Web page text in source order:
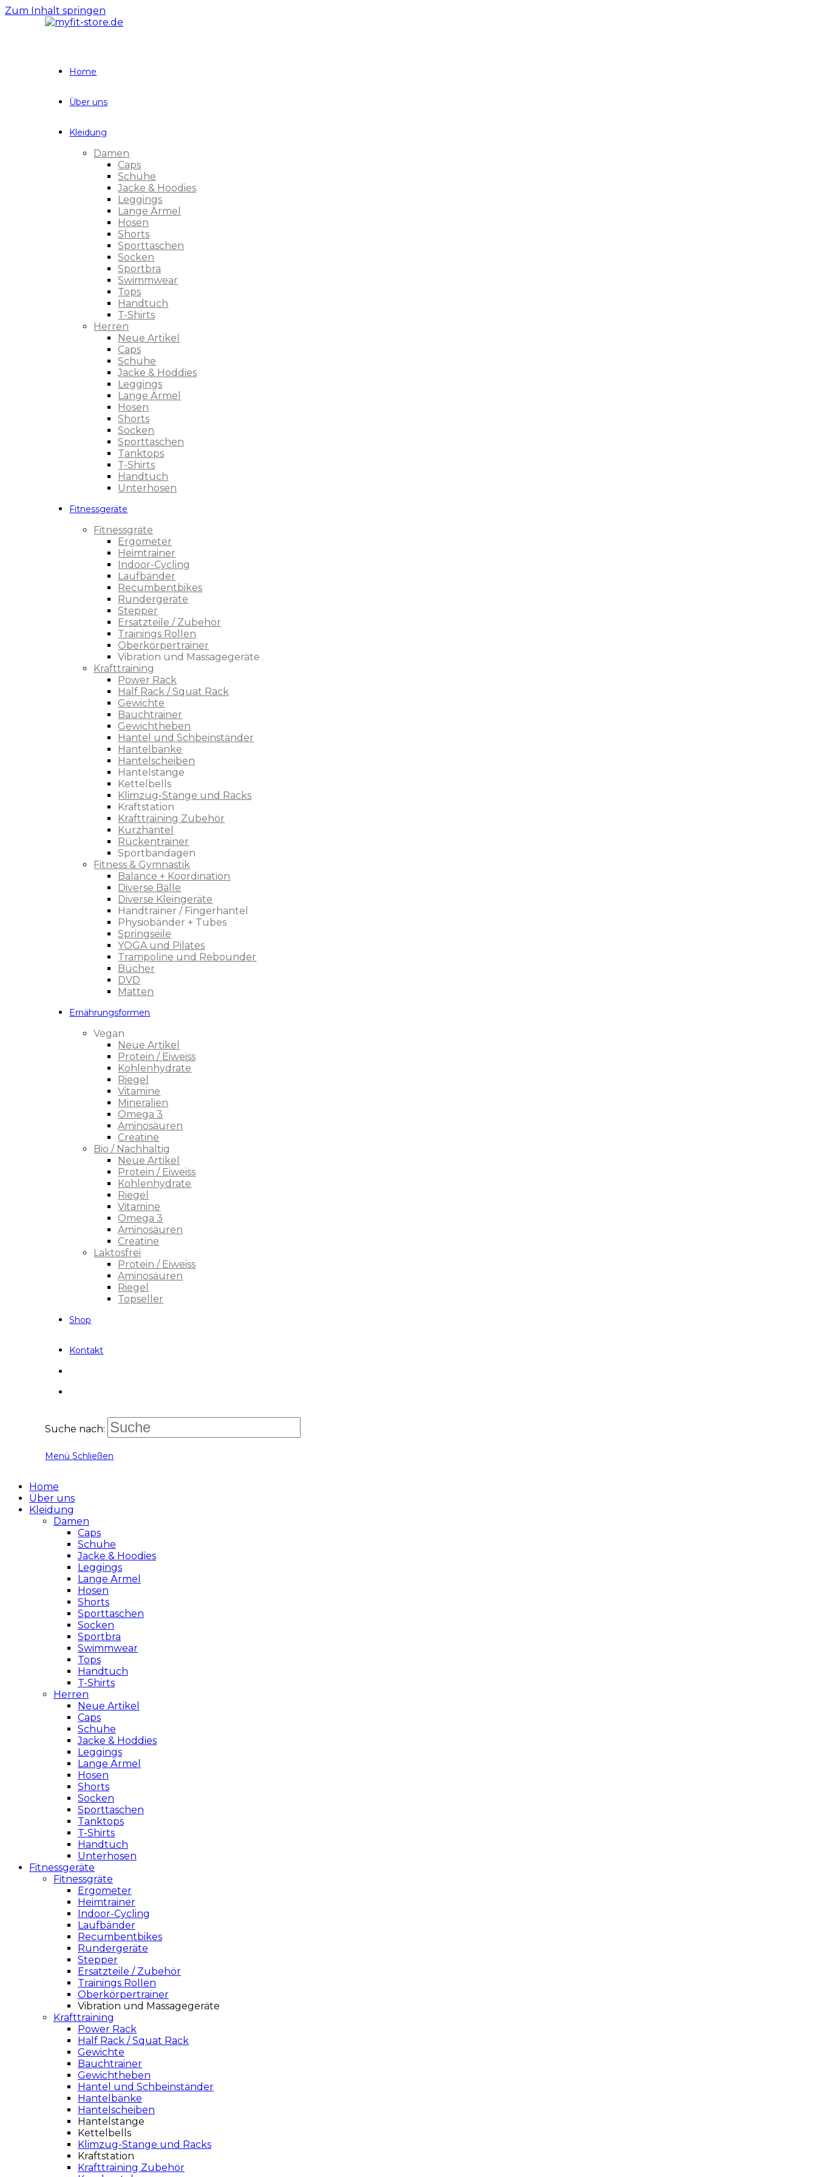
Zum Inhalt springen
Home
Über uns
Kleidung
Damen
Caps
Schuhe
Jacke & Hoodies
Leggings
Lange Ärmel
Hosen
Shorts
Sporttaschen
Socken
Sportbra
Swimmwear
Tops
Handtuch
T-Shirts
Herren
Neue Artikel
Caps
Schuhe
Jacke & Hoddies
Leggings
Lange Ärmel
Hosen
Shorts
Socken
Sporttaschen
Tanktops
T-Shirts
Handtuch
Unterhosen
Fitnessgeräte
Fitnessgräte
Ergometer
Heimtrainer
Indoor-Cycling
Laufbänder
Recumbentbikes
Rundergeräte
Stepper
Ersatzteile / Zubehör
Trainings Rollen
Oberkörpertrainer
Vibration und Massagegeräte
Krafttraining
Power Rack
Half Rack / Squat Rack
Gewichte
Bauchtrainer
Gewichtheben
Hantel und Schbeinständer
Hantelbänke
Hantelscheiben
Hantelstange
Kettelbells
Klimzug-Stange und Racks
Kraftstation
Krafttraining Zubehör
Kurzhantel
Rückentrainer
Sportbandagen
Fitness & Gymnastik
Balance + Koordination
Diverse Bälle
Diverse Kleingeräte
Handtrainer / Fingerhantel
Physiobänder + Tubes
Springseile
YOGA und Pilates
Trampoline und Rebounder
Bücher
DVD
Matten
Ernährungsformen
Vegan
Neue Artikel
Protein / Eiweiss
Kohlenhydrate
Riegel
Vitamine
Mineralien
Omega 3
Aminosäuren
Creatine
Bio / Nachhaltig
Neue Artikel
Protein / Eiweiss
Kohlenhydrate
Riegel
Vitamine
Omega 3
Aminosäuren
Creatine
Laktosfrei
Protein / Eiweiss
Aminosäuren
Riegel
Topseller
Shop
Kontakt
Suche nach:
Menü Schließen
Home
Über uns
Kleidung
Damen
Caps
Schuhe
Jacke & Hoodies
Leggings
Lange Ärmel
Hosen
Shorts
Sporttaschen
Socken
Sportbra
Swimmwear
Tops
Handtuch
T-Shirts
Herren
Neue Artikel
Caps
Schuhe
Jacke & Hoddies
Leggings
Lange Ärmel
Hosen
Shorts
Socken
Sporttaschen
Tanktops
T-Shirts
Handtuch
Unterhosen
Fitnessgeräte
Fitnessgräte
Ergometer
Heimtrainer
Indoor-Cycling
Laufbänder
Recumbentbikes
Rundergeräte
Stepper
Ersatzteile / Zubehör
Trainings Rollen
Oberkörpertrainer
Vibration und Massagegeräte
Krafttraining
Power Rack
Half Rack / Squat Rack
Gewichte
Bauchtrainer
Gewichtheben
Hantel und Schbeinständer
Hantelbänke
Hantelscheiben
Hantelstange
Kettelbells
Klimzug-Stange und Racks
Kraftstation
Krafttraining Zubehör